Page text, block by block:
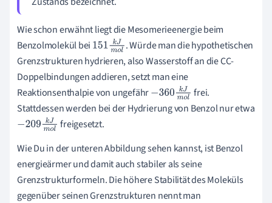
Wie schon erwähnt liegt die Mesomerieenergie beim
Benzolmolekül bei 151kJm
ol
. Würde man die hypothetischen
Grenzstrukturen hydrieren, also Wasserstoff an die CC-
Doppelbindungen addieren, setzt man eine
Reaktionsenthalpie von ungefähr−360kJmo
l
frei.
Stattdessen werden bei der Hydrierung von Benzol nur etwa
−209kJmo
l
freigesetzt.
Wie Du in der unteren Abbildung sehen kannst, ist Benzol
energieärmer und damit auch stabiler als seine
Grenzstrukturformeln. Die höhere Stabilität des Moleküls
gegenüber seinen Grenzstrukturen nennt man